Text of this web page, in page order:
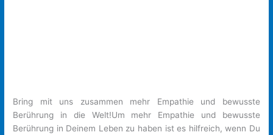
Bring mit uns zusammen mehr Empathie und bewusste
Berührung in die Welt!Um mehr Empathie und bewusste
Berührung in Deinem Leben zu haben ist es hilfreich, wenn Du